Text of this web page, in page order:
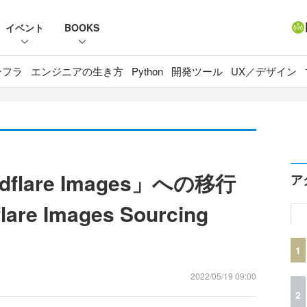
イベント BOOKS
ラ エンジニアの生き方 Python 開発ツール UX／デザイン
Images」への移行
Images Sourcing
2022/05/19 09:00
ア
1
2